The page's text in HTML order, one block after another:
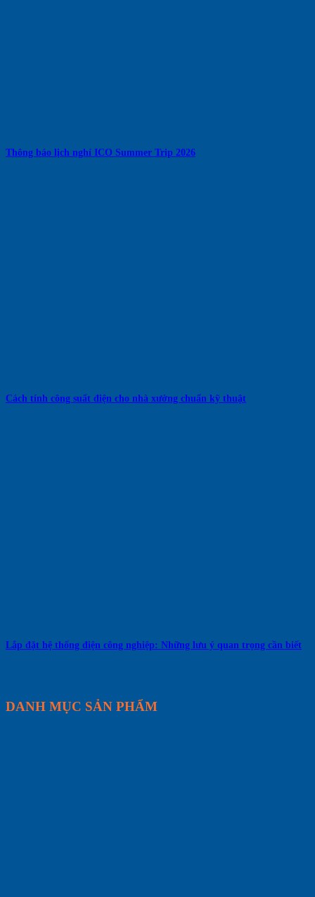
Thông báo lịch nghỉ ICO Summer Trip 2026
Cách tính công suất điện cho nhà xưởng chuẩn kỹ thuật
Lắp đặt hệ thống điện công nghiệp: Những lưu ý quan trọng cần biết
DANH MỤC SẢN PHẨM